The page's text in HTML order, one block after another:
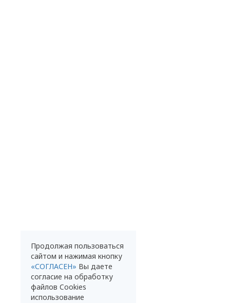
Продолжая пользоваться
сайтом и нажимая кнопку
«СОГЛАСЕН» Вы даете
согласие на обработку
файлов Cookies
использование